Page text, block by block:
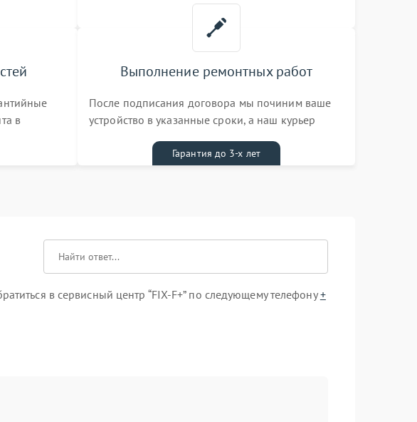
в
Выполнение ремонтных работ
После подписания договора мы починим ваше
устройство в указанные сроки, а наш курьер
талоном бесплатноГарантия до 3-х лет
в сервисный центр “FIX-F+” по следующему телефону+